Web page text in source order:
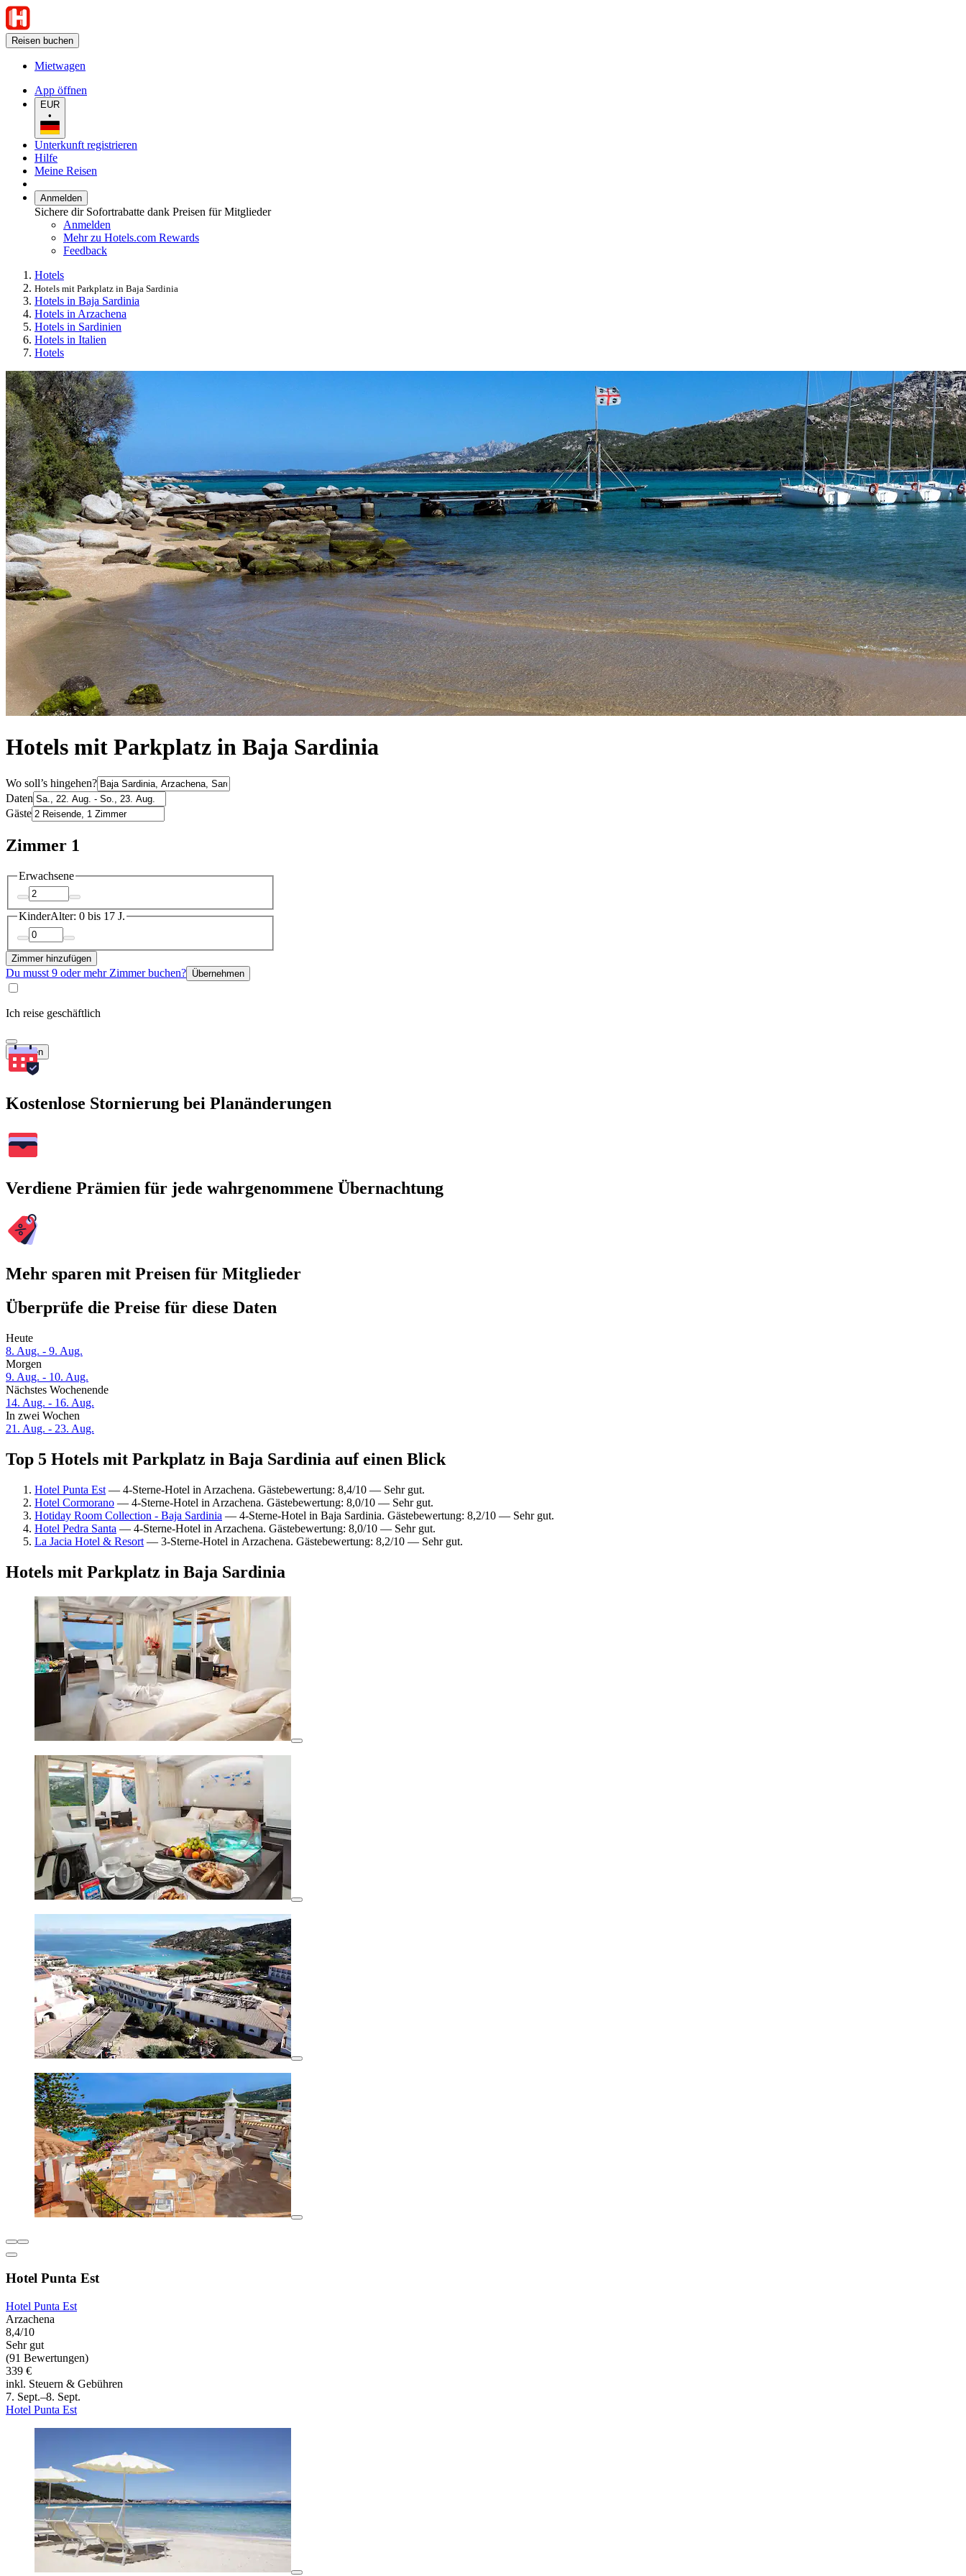
Reisen buchen
Mietwagen
App öffnen
EUR
•
Unterkunft registrieren
Hilfe
Meine Reisen
Anmelden
Sichere dir Sofortrabatte dank Preisen für Mitglieder
Anmelden
Mehr zu Hotels.com Rewards
Feedback
Hotels
Hotels mit Parkplatz in Baja Sardinia
Hotels in Baja Sardinia
Hotels in Arzachena
Hotels in Sardinien
Hotels in Italien
Hotels
Hotels mit Parkplatz in Baja Sardinia
Wo soll’s hingehen?
Daten
Gäste
Zimmer 1
Erwachsene
KinderAlter: 0 bis 17 J.
Zimmer hinzufügen
Du musst 9 oder mehr Zimmer buchen? Übernehmen
Ich reise geschäftlich
Suchen
Kostenlose Stornierung bei Planänderungen
Verdiene Prämien für jede wahrgenommene Übernachtung
Mehr sparen mit Preisen für Mitglieder
Überprüfe die Preise für diese Daten
Heute
8. Aug. - 9. Aug.
Morgen
9. Aug. - 10. Aug.
Nächstes Wochenende
14. Aug. - 16. Aug.
In zwei Wochen
21. Aug. - 23. Aug.
Top 5 Hotels mit Parkplatz in Baja Sardinia auf einen Blick
Hotel Punta Est — 4-Sterne-Hotel in Arzachena. Gästebewertung: 8,4/10 — Sehr gut.
Hotel Cormorano — 4-Sterne-Hotel in Arzachena. Gästebewertung: 8,0/10 — Sehr gut.
Hotiday Room Collection - Baja Sardinia — 4-Sterne-Hotel in Baja Sardinia. Gästebewertung: 8,2/10 — Sehr gut.
Hotel Pedra Santa — 4-Sterne-Hotel in Arzachena. Gästebewertung: 8,0/10 — Sehr gut.
La Jacia Hotel & Resort — 3-Sterne-Hotel in Arzachena. Gästebewertung: 8,2/10 — Sehr gut.
Hotels mit Parkplatz in Baja Sardinia
Hotel Punta Est
Hotel Punta Est
Arzachena
8,4/10
Sehr gut
(91 Bewertungen)
339 €
inkl. Steuern & Gebühren
7. Sept.–8. Sept.
Hotel Punta Est